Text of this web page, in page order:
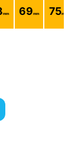
mm 69mm 75mm